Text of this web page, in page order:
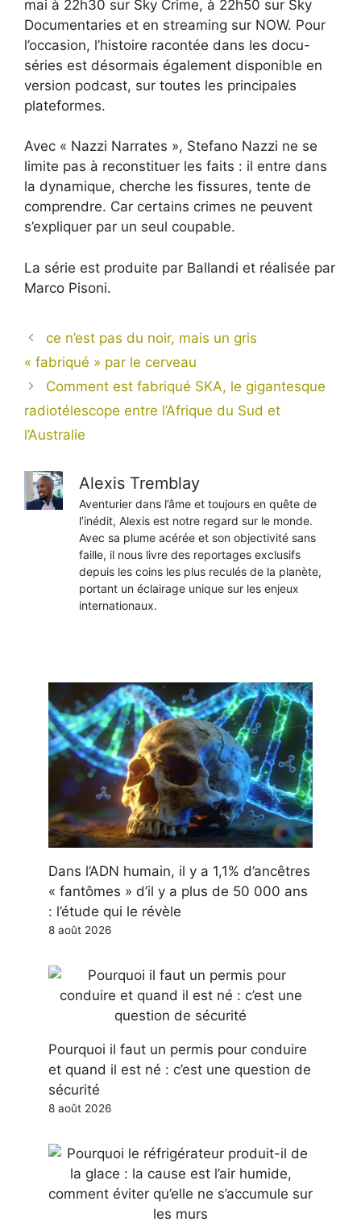
mai à 22h30 sur Sky Crime, à 22h50 sur Sky
Documentaries et en streaming sur NOW. Pour
l’occasion, l’histoire racontée dans les docu-
séries est désormais également disponible en
version podcast, sur toutes les principales
plateformes.
Avec « Nazzi Narrates », Stefano Nazzi ne se
limite pas à reconstituer les faits : il entre dans
la dynamique, cherche les fissures, tente de
comprendre. Car certains crimes ne peuvent
s’expliquer par un seul coupable.
La série est produite par Ballandi et réalisée par
Marco Pisoni.
ce n’est pas du noir, mais un gris
« fabriqué » par le cerveau
Comment est fabriqué SKA, le gigantesque
radiotélescope entre l’Afrique du Sud et
l’Australie
Alexis Tremblay
Aventurier dans l’âme et toujours en quête de
l’inédit, Alexis est notre regard sur le monde.
Avec sa plume acérée et son objectivité sans
faille, il nous livre des reportages exclusifs
depuis les coins les plus reculés de la planète,
portant un éclairage unique sur les enjeux
internationaux.
Dans l’ADN humain, il y a 1,1% d’ancêtres
« fantômes » d’il y a plus de 50 000 ans
: l’étude qui le révèle
8 août 2026
Pourquoi il faut un permis pour conduire
et quand il est né : c’est une question de
sécurité
8 août 2026